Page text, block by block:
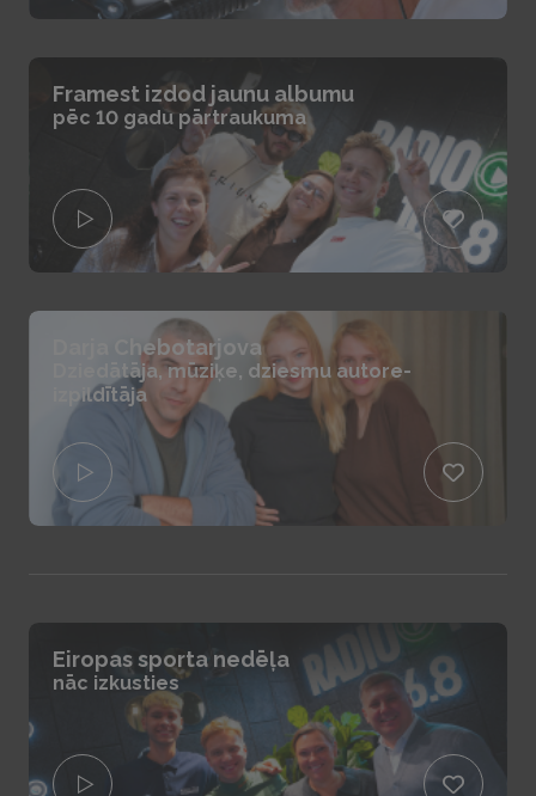
Framest izdod jaunu albumu
pēc 10 gadu pārtraukuma
Darja Chebotarjova
Dziedātāja, mūziķe, dziesmu autore-
izpildītāja
Eiropas sporta nedēļa
nāc izkusties